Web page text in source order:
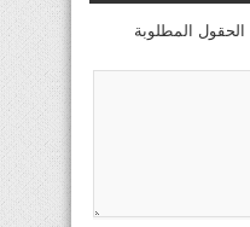
الحقول المطلوبة